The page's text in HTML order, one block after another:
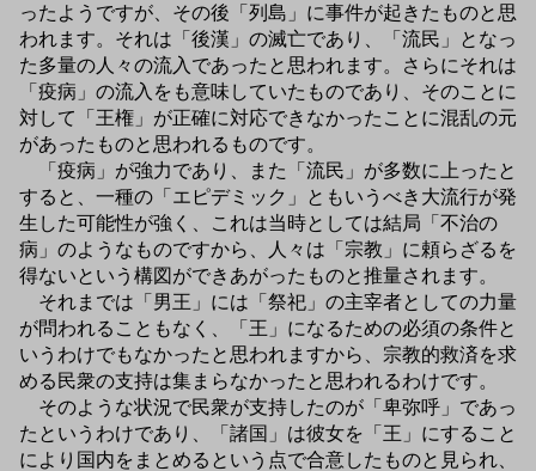
ったようですが、その後「列島」に事件が起きたものと思
われます。それは「後漢」の滅亡であり、「流民」となっ
た多量の人々の流入であったと思われます。さらにそれは
「疫病」の流入をも意味していたものであり、そのことに
対して「王権」が正確に対応できなかったことに混乱の元
があったものと思われるものです。
「疫病」が強力であり、また「流民」が多数に上ったと
すると、一種の「エピデミック」ともいうべき大流行が発
生した可能性が強く、これは当時としては結局「不治の
病」のようなものですから、人々は「宗教」に頼らざるを
得ないという構図ができあがったものと推量されます。
それまでは「男王」には「祭祀」の主宰者としての力量
が問われることもなく、「王」になるための必須の条件と
いうわけでもなかったと思われますから、宗教的救済を求
める民衆の支持は集まらなかったと思われるわけです。
そのような状況で民衆が支持したのが「卑弥呼」であっ
たというわけであり、「諸国」は彼女を「王」にすること
により国内をまとめるという点で合意したものと見られ、